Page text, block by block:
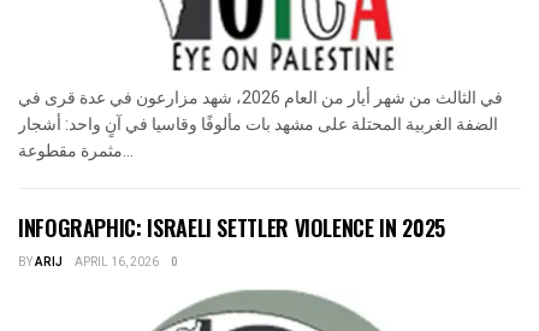
في الثالث من شهر أيار من العام 2026، شهد مزارعون في عدة قرى في
الضفة الغربية المحتلة على مشهد بات مألوفًا وقاسيا في آنٍ واحد: أشجار
مثمرة مقطوعة...
INFOGRAPHIC: ISRAELI SETTLER VIOLENCE IN 2025
BYARIJ APRIL 16, 2026 0